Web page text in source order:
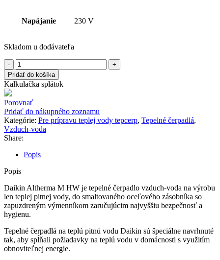
Napájanie 230 V
Skladom u dodávateľa
množstvo
DAIKIN
Altherma
M
EKHHE260PCV37,
260l
TÚV
Pridať do košíka
Kalkulačka splátok
Porovnať
Pridať do nákupného zoznamu
Kategórie: Pre prípravu teplej vody tepcerp, Tepelné čerpadlá,
Vzduch-voda
Share:
Popis
Popis
Daikin Altherma M HW je tepelné čerpadlo vzduch-voda na výrobu
len teplej pitnej vody, do smaltovaného oceľového zásobníka so
zapuzdreným výmenníkom zaručujúcim najvyššiu bezpečnosť a
hygienu.
Tepelné čerpadlá na teplú pitnú vodu Daikin sú špeciálne navrhnuté
tak, aby spĺňali požiadavky na teplú vodu v domácnosti s využitím
obnoviteľnej energie.